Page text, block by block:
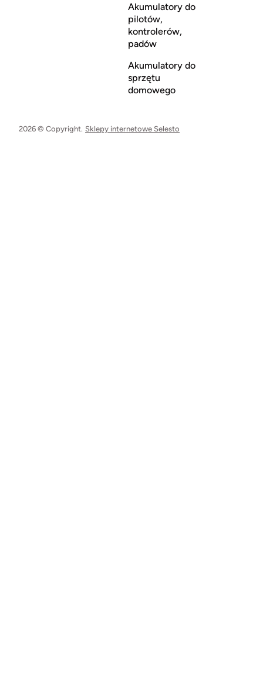
Akumulatory do
pilotów,
kontrolerów,
padów
Akumulatory do
sprzętu
domowego
2026 © Copyright. Sklepy internetowe Selesto